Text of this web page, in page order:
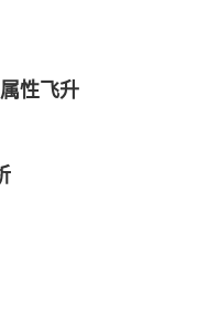
性飞升